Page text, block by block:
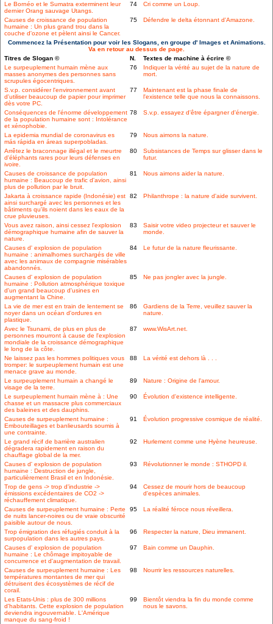
Le Bornéo et le Sumatra exterminent leur
dernier Orang sauvage Utangs.
74 Cri comme un Loup.
Causes de croissance de population
humaine : Un plus grand trou dans la
couche d'ozone et pèlent ainsi le Cancer.
75 Défendre le delta étonnant d'Amazone.
Commencez la Présentation pour voir les Slogans, en groupe d' Images et Animations.
Va en retour au dessus de page.
Titres de Slogan ©
N.
Textes de machine à écrire ©
Le surpeuplement humain mène aux
masses anonymes des personnes sans
scrupules égocentriques.
76
Indiquer la vérité au sujet de la nature de
mort.
S.v.p. considérer l'environnement avant
d'utiliser beaucoup de papier pour imprimer
dès votre PC.
77
Maintenant est la phase finale de
l'existence telle que nous la connaissons.
Conséquences de l'énorme développement
de la population humaine sont : Intolérance
et xénophobie.
78 S.v.p. essayez d'être épargner d'énergie.
La epidemia mundial de coronavirus es
más rápida en áreas superpobladas.
79 Nous aimons la nature.
Arrêtez le braconnage illégal et le meurtre
d'éléphants rares pour leurs défenses en
ivoire.
80
Subsistances de Temps sur glisser dans le
futur.
Causes de croissance de population
humaine : Beaucoup de trafic d'avion, ainsi
plus de pollution par le bruit.
81 Nous aimons aider la nature.
Jakarta à croissance rapide (Indonésie) est
ainsi surchargé avec les personnes et les
bâtiments qu'ils noient dans les eaux de la
crue pluvieuses.
82 Philanthrope : la nature d'aide survivent.
Vous avez raison, ainsi cessez l'explosion
démographique humaine afin de sauver la
nature.
83
Saisir votre video projecteur et sauver le
monde.
Causes d' explosion de population
humaine : animalhomes surchargés de ville
avec les animaux de compagnie misérables
abandonnés.
84 Le futur de la nature fleurissante.
Causes d' explosion de population
humaine : Pollution atmosphérique toxique
d'un grand beaucoup d'usines en
augmentant la Chine.
85 Ne pas jongler avec la jungle.
La vie de mer est en train de lentement se
noyer dans un océan d'ordures en
plastique.
86
Gardiens de la Terre, veuillez sauver la
nature.
Avec le Tsunami, de plus en plus de
personnes mourront à cause de l'explosion
mondiale de la croissance démographique
le long de la côte.
87 www.WisArt.net.
Ne laissez pas les hommes politiques vous
tromper: le surpeuplement humain est une
menace grave au monde.
88 La vérité est dehors là . . .
Le surpeuplement humain a changé le
visage de la terre.
89 Nature : Origine de l'amour.
Le surpeuplement humain mène à : Une
chasse et un massacre plus commerciaux
des baleines et des dauphins.
90 Évolution d'existence intelligente.
Causes de surpeuplement humaine :
Embouteillages et banlieusards soumis à
une contrainte.
91 Évolution progressive cosmique de réalité.
Le grand récif de barrière australien
dégradera rapidement en raison du
chauffage global de la mer.
92 Hurlement comme une Hyène heureuse.
Causes d' explosion de population
humaine : Destruction de jungle,
particulièrement Brasil et en Indonésie.
93 Révolutionner le monde : STHOPD il.
Trop de gens -> trop d'industrie ->
émissions excédentaires de CO2 ->
réchauffement climatique.
94
Cessez de mourir hors de beaucoup
d'espèces animales.
Causes de surpeuplement humaine : Perte
de nuits lancer-noires ou de vraie obscurité
paisible autour de nous.
95 La réalité féroce nous réveillera.
Trop émigration des réfugiés conduit à la
surpopulation dans les autres pays.
96 Respecter la nature, Dieu immanent.
Causes d' explosion de population
humaine : Le chômage impitoyable de
concurrence et d'augmentation de travail.
97 Bain comme un Dauphin.
Causes de surpeuplement humaine : Les
températures montantes de mer qui
détruisent des écosystèmes de récif de
corail.
98 Nourrir les ressources naturelles.
Les Etats-Unis : plus de 300 millions
d'habitants. Cette explosion de population
deviendra ingouvernable. L'Amérique
manque du sang-froid !
99
Bientôt viendra la fin du monde comme
nous le savons.